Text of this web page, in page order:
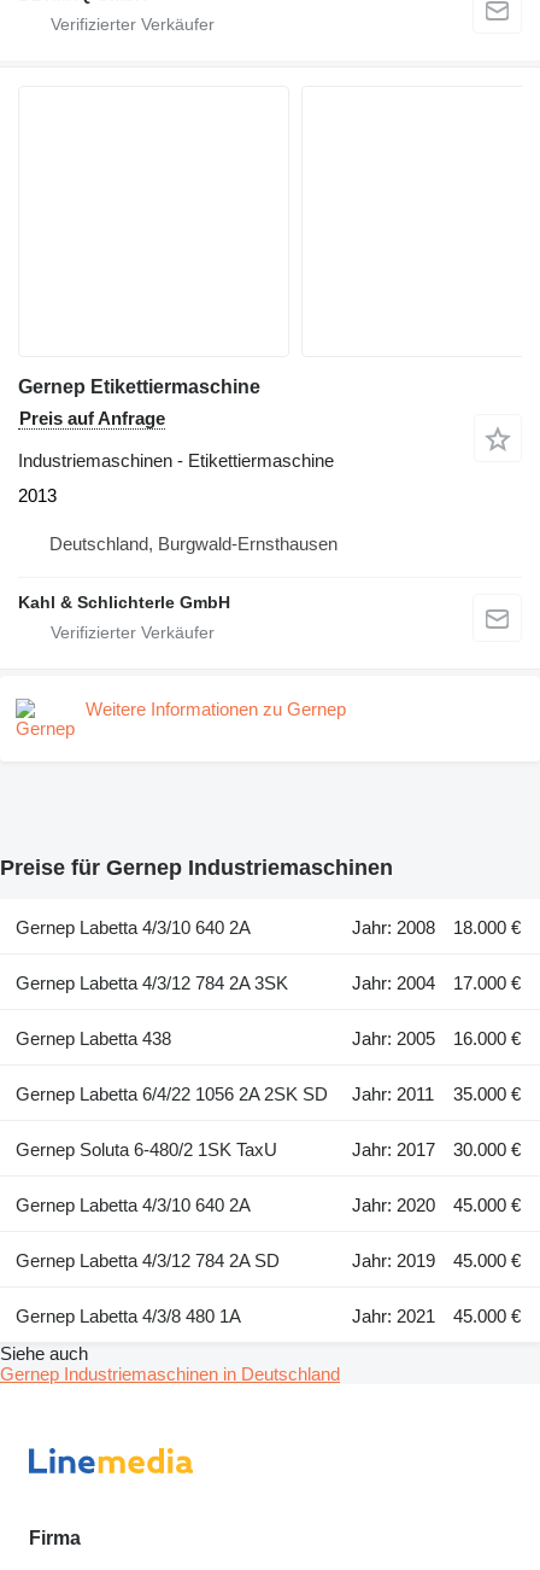
Gernep Etikettiermaschine
Preis auf Anfrage
Industriemaschinen - Etikettiermaschine
2013
Deutschland, Burgwald-Ernsthausen
Kahl & Schlichterle GmbH
Weitere Informationen zu Gernep
Preise für Gernep Industriemaschinen
Gernep Labetta 4/3/10 640 2A Jahr: 2008 18.000 €
Gernep Labetta 4/3/12 784 2A 3SK Jahr: 2004 17.000 €
Gernep Labetta 438 Jahr: 2005 16.000 €
Gernep Labetta 6/4/22 1056 2A 2SK SD Jahr: 2011 35.000 €
Gernep Soluta 6-480/2 1SK TaxU Jahr: 2017 30.000 €
Gernep Labetta 4/3/10 640 2A Jahr: 2020 45.000 €
Gernep Labetta 4/3/12 784 2A SD Jahr: 2019 45.000 €
Gernep Labetta 4/3/8 480 1A Jahr: 2021
45.000 €
Siehe auch
Gernep Industriemaschinen in Deutschland
Firma